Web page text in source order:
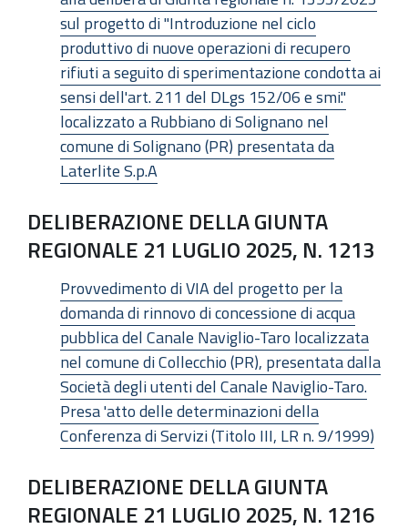
sul progetto di "Introduzione nel ciclo
produttivo di nuove operazioni di recupero
rifiuti a seguito di sperimentazione condotta ai
sensi dell'art. 211 del DLgs 152/06 e smi."
localizzato a Rubbiano di Solignano nel
comune di Solignano (PR) presentata da
Laterlite S.p.A
DELIBERAZIONE DELLA GIUNTA
REGIONALE 21 LUGLIO 2025, N. 1213
Provvedimento di VIA del progetto per la
domanda di rinnovo di concessione di acqua
pubblica del Canale Naviglio-Taro localizzata
nel comune di Collecchio (PR), presentata dalla
Società degli utenti del Canale Naviglio-Taro.
Presa 'atto delle determinazioni della
Conferenza di Servizi (Titolo III, LR n. 9/1999)
DELIBERAZIONE DELLA GIUNTA
REGIONALE 21 LUGLIO 2025, N. 1216